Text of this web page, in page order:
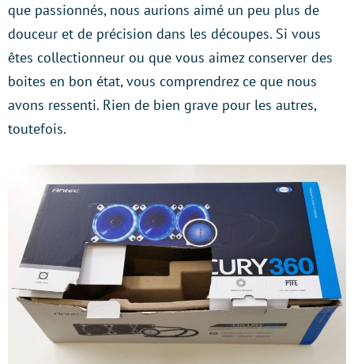
que passionnés, nous aurions aimé un peu plus de
douceur et de précision dans les découpes. Si vous
êtes collectionneur ou que vous aimez conserver des
boites en bon état, vous comprendrez ce que nous
avons ressenti. Rien de bien grave pour les autres,
toutefois.